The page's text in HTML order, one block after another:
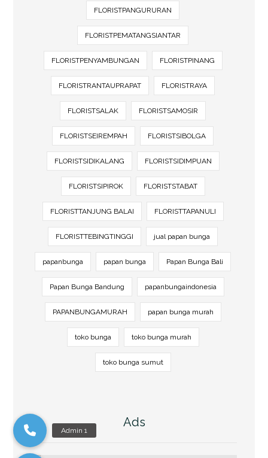
FLORISTPANGURURAN
FLORISTPEMATANGSIANTAR
FLORISTPENYAMBUNGAN FLORISTPINANG
FLORISTRANTAUPRAPAT FLORISTRAYA
FLORISTSALAK FLORISTSAMOSIR
FLORISTSEIREMPAH FLORISTSIBOLGA
FLORISTSIDIKALANG FLORISTSIDIMPUAN
FLORISTSIPIROK FLORISTSTABAT
FLORISTTANJUNG BALAI FLORISTTAPANULI
FLORISTTEBINGTINGGI jual papan bunga
papanbunga papan bunga Papan Bunga Bali
Papan Bunga Bandung papanbungaindonesia
PAPANBUNGAMURAH papan bunga murah
toko bunga toko bunga murah
toko bunga sumut
Ads